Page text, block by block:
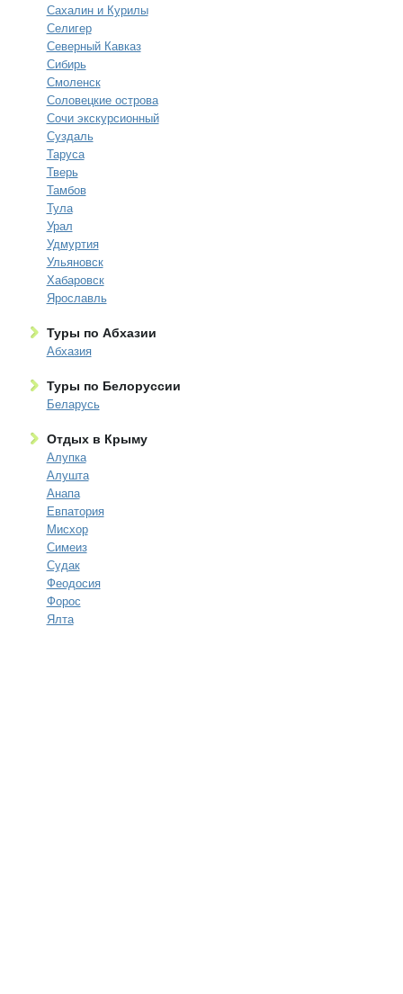
Сахалин и Курилы
Селигер
Северный Кавказ
Сибирь
Смоленск
Соловецкие острова
Сочи экскурсионный
Суздаль
Таруса
Тверь
Тамбов
Тула
Урал
Удмуртия
Ульяновск
Хабаровск
Ярославль
Туры по Абхазии
Абхазия
Туры по Белоруссии
Беларусь
Отдых в Крыму
Алупка
Алушта
Анапа
Евпатория
Мисхор
Симеиз
Судак
Феодосия
Форос
Ялта